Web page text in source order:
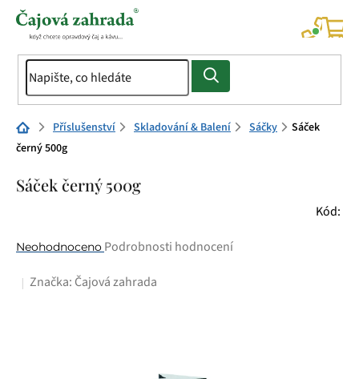
Přejít
Domů Příslušenství Skladování & Balení Sáčky
Sáček
černý 500g
Sáček černý 500g
Kód:
Průměrné
produktu
Neohodnoceno Podrobnosti hodnocení
Značka: Čajová zahrada